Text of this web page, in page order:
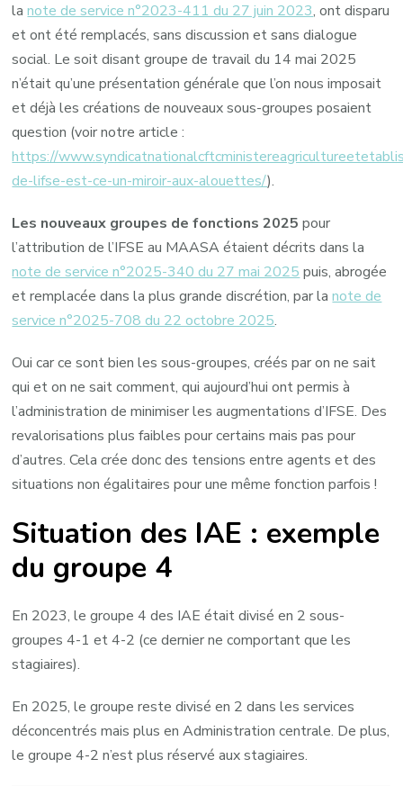
lanote de service n°2023-411 du 27 juin 2023, ont disparu
et ont été remplacés, sans discussion et sans dialogue
social. Le soit disant groupe de travail du 14 mai 2025
n’était qu’une présentation générale que l’on nous imposait
et déjà les créations de nouveaux sous-groupes posaient
question (voir notre article :
https://
de-lifse-est-ce-un-miroir-aux-alouettes/).
Les nouveaux groupes de fonctions 2025 pour
l’attribution de l’IFSE au MAASA étaient décrits dans la
note de service n°2025-340 du 27 mai 2025 puis, abrogée
et remplacée dans la plus grande discrétion, par lanote de
service n°2025-708 du 22 octobre 2025.
Oui car ce sont bien les sous-groupes, créés par on ne sait
qui et on ne sait comment, qui aujourd’hui ont permis à
l’administration de minimiser les augmentations d’IFSE. Des
revalorisations plus faibles pour certains mais pas pour
d’autres. Cela crée donc des tensions entre agents et des
situations non égalitaires pour une même fonction parfois !
Situation des IAE : exemple
du groupe 4
En 2023, le groupe 4 des IAE était divisé en 2 sous-
groupes 4-1 et 4-2 (ce dernier ne comportant que les
stagiaires).
En 2025, le groupe reste divisé en 2 dans les services
déconcentrés mais plus en Administration centrale. De plus,
le groupe 4-2 n’est plus réservé aux stagiaires.